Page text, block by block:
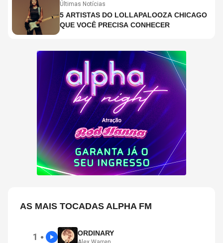
Últimas Notícias
5 ARTISTAS DO LOLLAPALOOZA CHICAGO
QUE VOCÊ PRECISA CONHECER
AS MAIS TOCADAS ALPHA FM
1 ● ORDINARY